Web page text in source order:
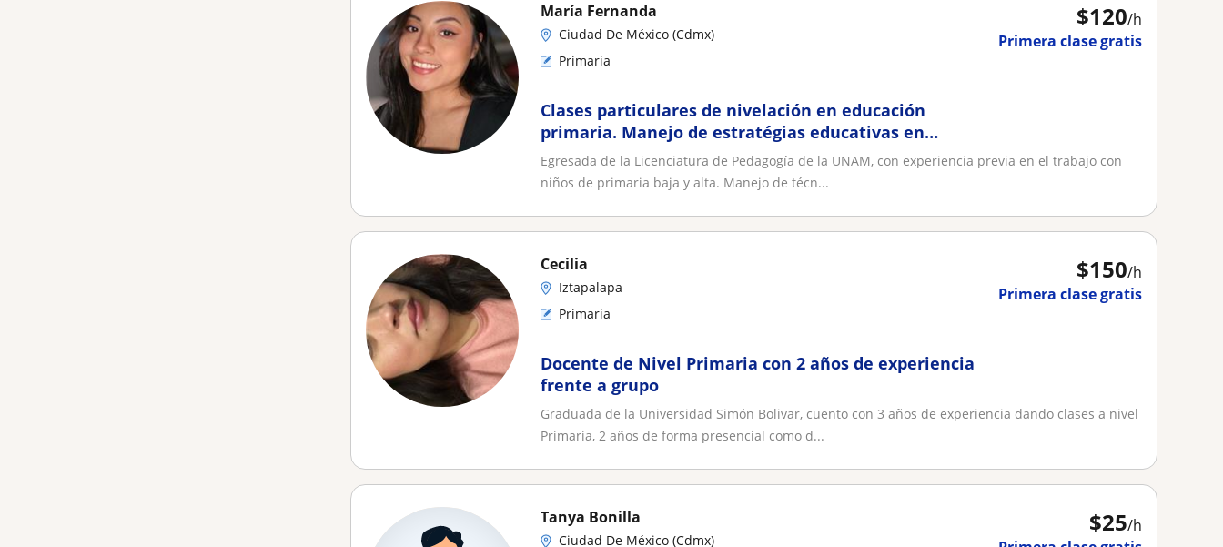
$120/h
Primera clase gratis
María Fernanda
Ciudad De México (Cdmx)
Primaria
Clases particulares de nivelación en educación
primaria. Manejo de estratégias educativas en
transtonos del aprendizaje
Egresada de la Licenciatura de Pedagogía de la UNAM, con experiencia previa en el trabajo con
niños de primaria baja y alta. Manejo de técn...
$150/h
Primera clase gratis
Cecilia
Iztapalapa
Primaria
Docente de Nivel Primaria con 2 años de experiencia
frente a grupo
Graduada de la Universidad Simón Bolivar, cuento con 3 años de experiencia dando clases a nivel
Primaria, 2 años de forma presencial como d...
$25/h
Tanya Bonilla
Ciudad De México (Cdmx)